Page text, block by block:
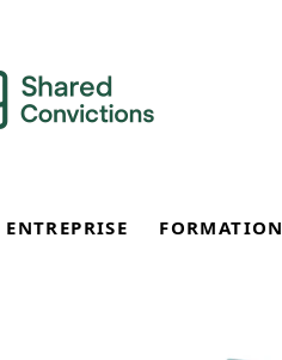
ENTREPRISE FORMATION